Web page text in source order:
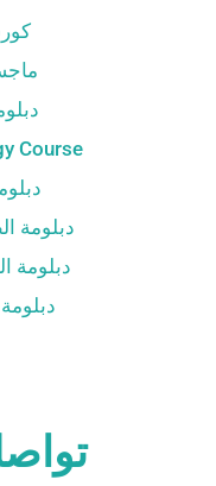
Course
دبلومة
دبلومة